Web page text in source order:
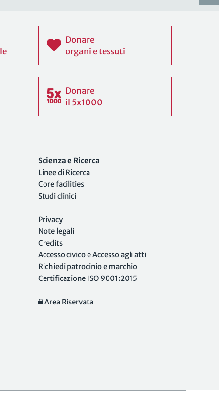
Donare
organi e tessuti
Donare
il 5x1000
Scienza e Ricerca
Linee di Ricerca
Core facilities
Studi clinici
Privacy
Note legali
Credits
Accesso civico e Accesso agli atti
Richiedi patrocinio e marchio
Certificazione ISO 9001:2015
Area Riservata